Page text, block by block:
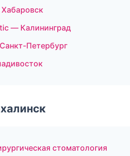
— Калининград
Петербург
стоматология